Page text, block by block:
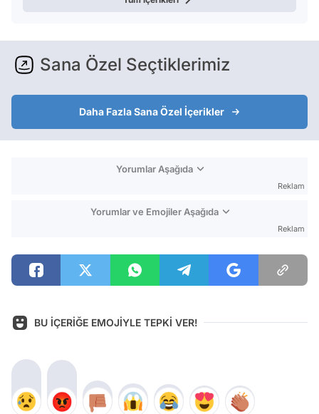
Sana Özel Seçtiklerimiz
Daha Fazla Sana Özel İçerikler
Yorumlar Aşağıda
Reklam
Yorumlar ve Emojiler Aşağıda
Reklam
BU İÇERİĞE EMOJİYLE TEPKİ VER!